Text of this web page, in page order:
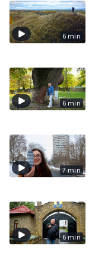
6 min
6 min
7 min
6 min